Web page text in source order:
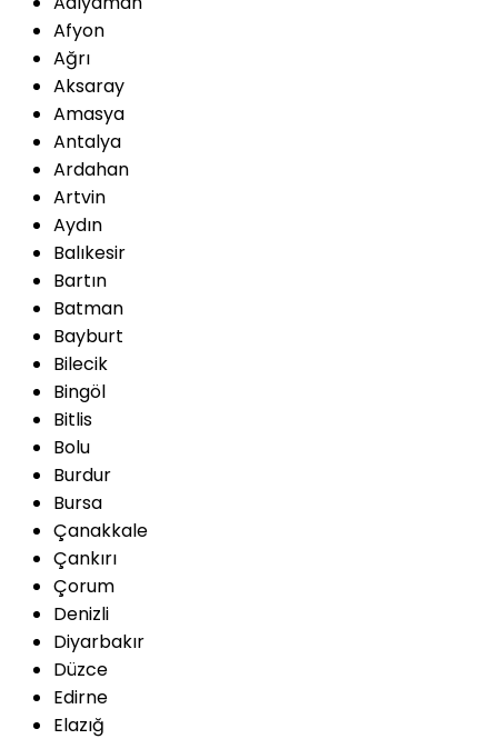
Afyon
Ağrı
Aksaray
Amasya
Antalya
Ardahan
Artvin
Aydın
Balıkesir
Bartın
Batman
Bayburt
Bilecik
Bingöl
Bitlis
Bolu
Burdur
Bursa
Çanakkale
Çankırı
Çorum
Denizli
Diyarbakır
Düzce
Edirne
Elazığ